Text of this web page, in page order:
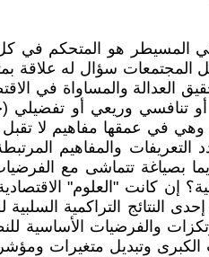
هو المتحكم في كل
سؤال له علاقة
العدالة والمساواة في
تنافسي وريعي أو تفضيلي
وهي في عمقها مفاهيم
بصياغة تتماشى مع
إن كانت "العلوم"
النتائج التراكمية السلبية
والفرضيات
الكبرى وتبديل متغيرات